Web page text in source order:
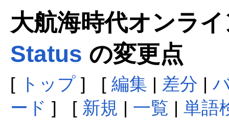
大航海時代オンラ
Status の変更点
[ トップ] [ 編集 | 差分 |
ード ] [ 新規 | 一覧 | 単語